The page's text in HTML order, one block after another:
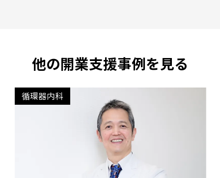
他の開業支援事例を見る
循環器内科